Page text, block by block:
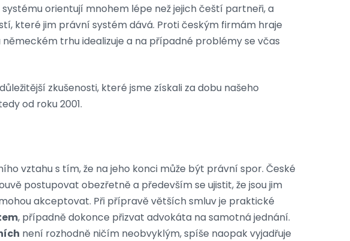
orientují mnohem lépe než jejich čeští partneři, a
které jim právní systém dává. Proti českým firmám hraje
trhu idealizuje a na případné problémy se včas
zkušenosti, které jsme získali za dobu našeho
od roku 2001.
vztahu s tím, že na jeho konci může být právní spor. České
postupovat obezřetně a především se ujistit, že jsou jim
akceptovat. Při přípravě větších smluv je praktické
, případně dokonce přizvat advokáta na samotná jednání.
není rozhodně ničím neobvyklým, spíše naopak vyjadřuje